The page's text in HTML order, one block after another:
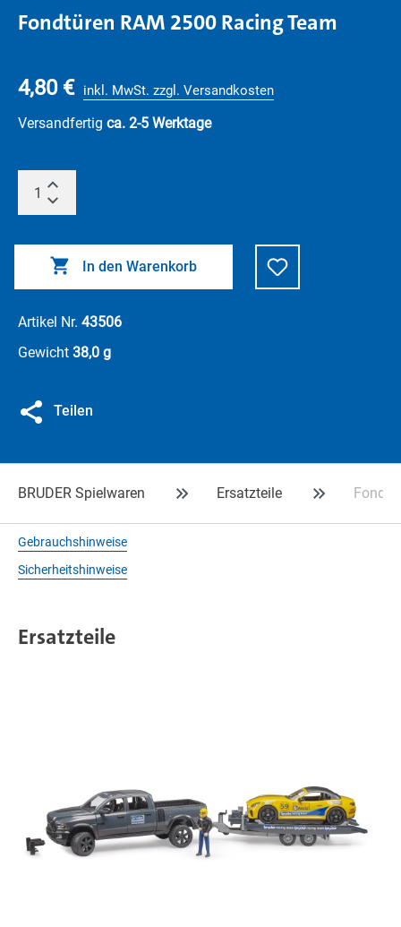
Fondtüren RAM 2500 Racing Team
4,80 € inkl. MwSt. zzgl. Versandkosten
Versandfertig ca. 2-5 Werktage
In den Warenkorb
Artikel Nr. 43506
Gewicht 38,0 g
Teilen
BRUDER Spielwaren Ersatzteile
Gebrauchshinweise
Sicherheitshinweise
Ersatzteile